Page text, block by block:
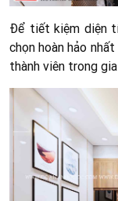
Để tiết kiệm diện
chọn hoàn hảo
thành viên trong